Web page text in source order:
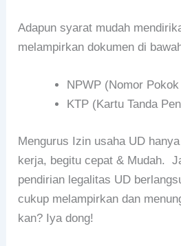
Adapun syarat mudah
melampirkan dokumen di
NPWP (Nomor
KTP (Kartu Tanda
Mengurus Izin usaha UD
kerja, begitu cepat & Mudah.
pendirian legalitas UD
cukup melampirkan dan
kan? Iya dong!